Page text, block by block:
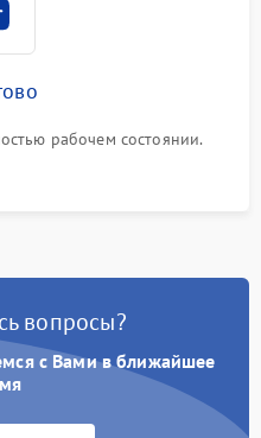
рабочем состоянии.
вопросы?
с Вами в ближайшее